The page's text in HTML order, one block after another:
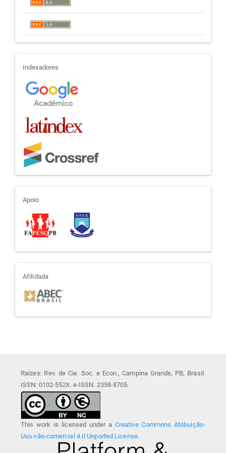
indexadores
Indexadores
apoio
Apoio
afiliada
Afilidada
Raízes: Rev. de Cie. Soc. e Econ., Campina Grande, PB, Brasil.
ISSN: 0102-552X. e-ISSN: 2358-8705.
This work is licensed under a Creative Commons Atribuição-
Uso não-comercial 4.0 Unported License.